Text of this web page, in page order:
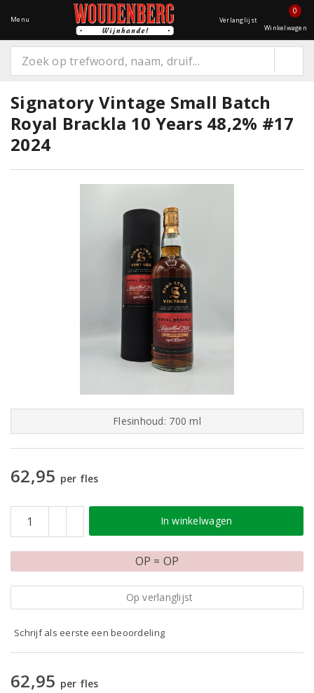
Menu Verlanglijst
0
Winkelwagen
Signatory Vintage Small Batch
Royal Brackla 10 Years 48,2% #17
2024
Flesinhoud: 700 ml
62,95 per fles
In winkelwagen
OP = OP
Op verlanglijst
Schrijf als eerste een beoordeling
62,95 per fles